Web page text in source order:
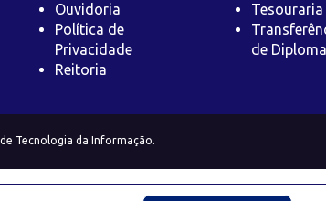
Ouvidoria
Política de
Privacidade
Reitoria
Tesouraria
de Diploma
Tecnologia da Informação.